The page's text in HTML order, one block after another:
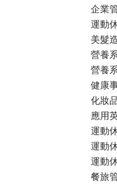
企業
運動
美髮
營養
營養
健康
化妝
應用
運動
運動
運動
餐旅